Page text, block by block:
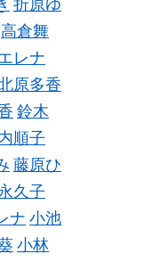
折原ゆ
高倉舞
レナ
原多香
鈴木
順子
藤原ひ
久子
ナ 小池
小林